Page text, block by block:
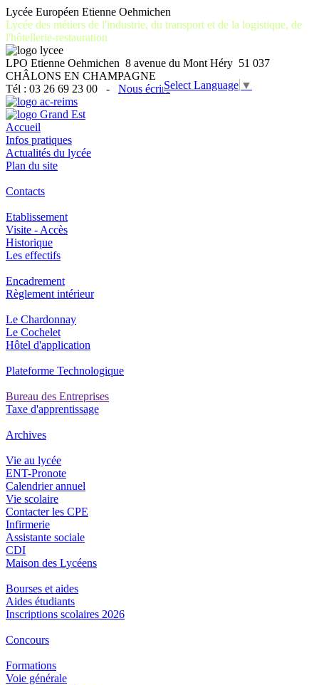
Select Language ▼
Lycée Européen Etienne Oehmichen
Lycée des métiers de l'industrie, du transport et de la logistique, de
l'hôtellerie-restauration
LPO Etienne Oehmichen 8 avenue du Mont Héry 51 037
CHÂLONS EN CHAMPAGNE
Tél : 03 26 69 23 00 - Nous écrire
Accueil
Infos pratiques
Actualités du lycée
Plan du site
Contacts
Etablissement
Visite - Accès
Historique
Les effectifs
Encadrement
Règlement intérieur
Le Chardonnay
Le Cochelet
Hôtel d'application
Plateforme Technologique
Bureau des Entreprises
Taxe d'apprentissage
Archives
Vie au lycée
ENT-Pronote
Calendrier annuel
Vie scolaire
Contacter les CPE
Infirmerie
Assistante sociale
CDI
Maison des Lycéens
Bourses et aides
Aides étudiants
Inscriptions scolaires 2026
Concours
Formations
Voie générale